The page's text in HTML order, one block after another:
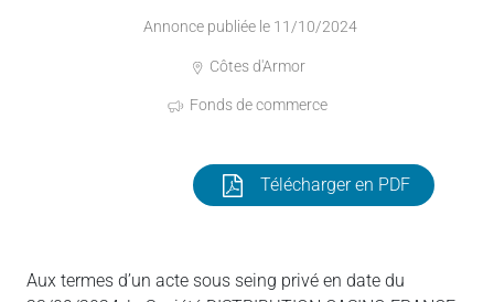
Annonce publiée le 11/10/2024
Côtes d'Armor
Fonds de commerce
Télécharger en PDF
Aux termes d’un acte sous seing privé en date du